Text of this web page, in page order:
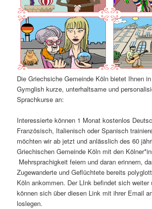
Die Griechsiche Gemeinde Köln bietet Ihnen
Gymglish kurze, unterhaltsame und
Sprachkurse an:
Interessierte können 1 Monat kostenlos
Französisch, Italienisch oder Spanisch
möchten wir ab jetzt und anlässlich des 60
Griechischen Gemeinde Köln mit den
Mehrsprachigkeit feiern und daran erinnern,
Zugewanderte und Geflüchtete bereits
Köln ankommen. Der LInk befindet sich weiter
können sich über diesen Link mit ihrer Email
loslegen.